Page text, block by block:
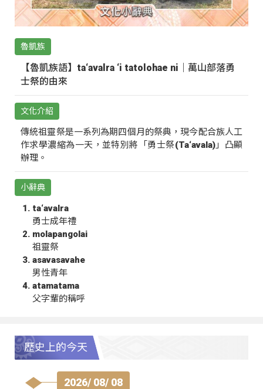
魯凱族
【魯凱族語】ta‘avalra ‘i tatolohae ni｜萬山部落勇
士祭的由來
文化介紹
傳統祖靈祭是一系列為期四個月的祭典，現今配合族人工
作求學濃縮為一天，並特別將「勇士祭(Ta‘avala)」凸顯
辦理。
小辭典
ta‘avalra
勇士成年禮
molapangolai
祖靈祭
asavasavahe
男性青年
atamatama
父字輩的稱呼
歷史上的今天
2026/ 08/ 08